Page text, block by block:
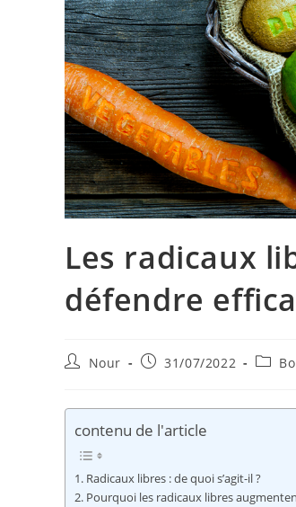
Les radicaux
défendre
Auteur/autrice
publication :
Nour
Publication
31/07/2022
Post
contenu de l'article
Radicaux libres : de quoi s’agit-il ?
Pourquoi les radicaux libres